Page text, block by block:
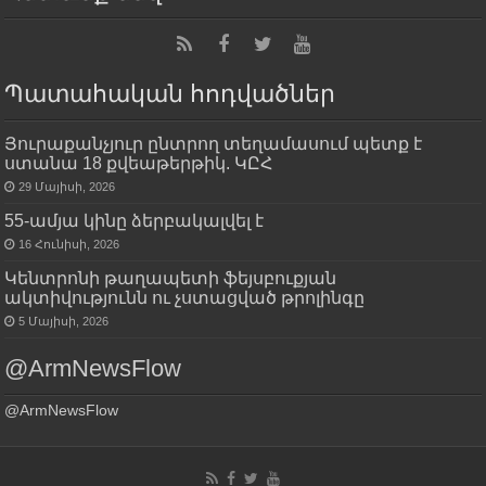
Պատահական հոդվածներ
Յուրաքանչյուր ընտրող տեղամասում պետք է
ստանա 18 քվեաթերթիկ. ԿԸՀ
29 Մայիսի, 2026
55-ամյա կինը ձերբակալվել է
16 Հունիսի, 2026
Կենտրոնի թաղապետի ֆեյսբուքյան
ակտիվությունն ու չստացված թրոլինգը
5 Մայիսի, 2026
@ArmNewsFlow
@ArmNewsFlow